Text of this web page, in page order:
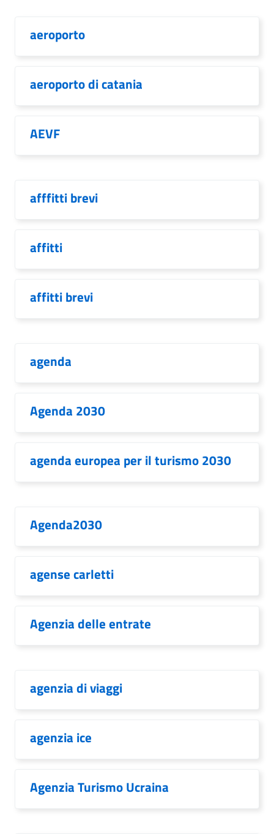
aeroporto
aeroporto di catania
AEVF
afffitti brevi
affitti
affitti brevi
agenda
Agenda 2030
agenda europea per il turismo 2030
Agenda2030
agense carletti
Agenzia delle entrate
agenzia di viaggi
agenzia ice
Agenzia Turismo Ucraina